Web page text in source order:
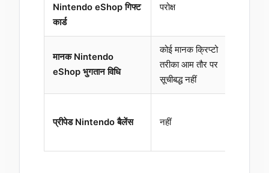
Nintendo eShop गिफ्ट
कार्ड
परोक्ष
मानक Nintendo
eShop भुगतान विधि
कोई मानक क्रिप्टो
तरीका आम तौर पर
सूचीबद्ध नहीं
प्रीपेड Nintendo बैलेंस नहीं